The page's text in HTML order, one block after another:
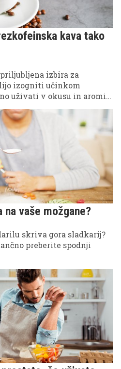
kava tako
izbira za
izogniti učinkom
uživati v okusu in aromi
kakšne koristi ima za
z običajno kavo?
vaše možgane?
skriva gora sladkarij?
preberite spodnji